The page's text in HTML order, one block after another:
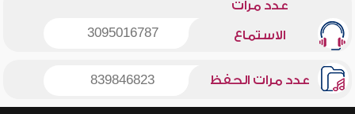
عدد مرات
الاستماع 3095016787
عدد مرات الحفظ 839846823